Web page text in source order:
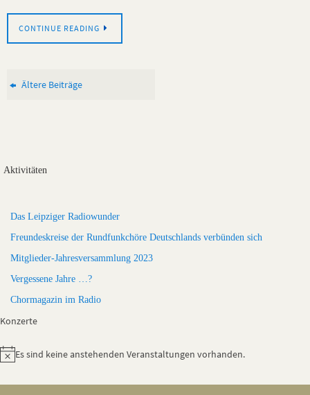
CONTINUE READING
Ältere Beiträge
Aktivitäten
Das Leipziger Radiowunder
Freundeskreise der Rundfunkchöre Deutschlands verbünden sich
Mitglieder-Jahresversammlung 2023
Vergessene Jahre …?
Chormagazin im Radio
Konzerte
Hinweis
Es sind keine anstehenden Veranstaltungen vorhanden.